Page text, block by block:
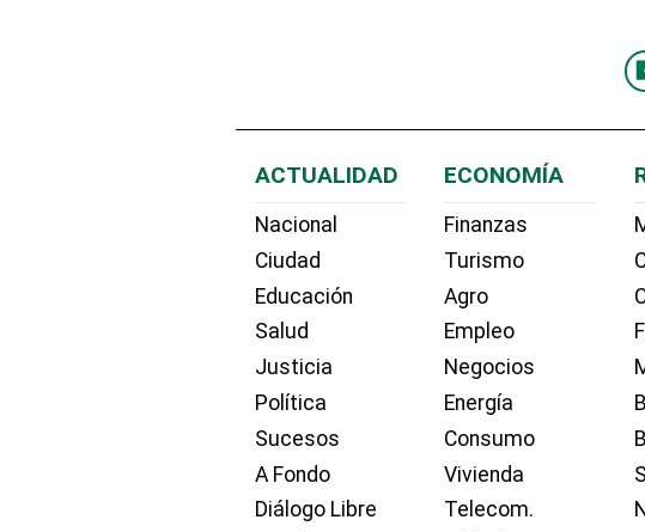
ACTUALIDAD
Nacional
Ciudad
Educación
Salud
Justicia
Política
Sucesos
A Fondo
Diálogo Libre
ECONOMÍA
Finanzas
Turismo
Agro
Empleo
Negocios
Energía
Consumo
Vivienda
Telecom.